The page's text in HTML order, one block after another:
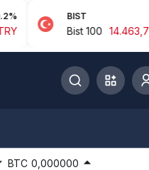
BIST
Bist 100 14.463,76 TRY
BTC 0,000000